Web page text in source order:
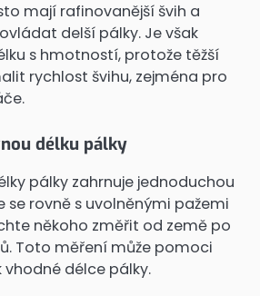
mají rafinovanější švih a
delší pálky. Je však
s hmotností, protože těžší
rychlost švihu, zejména pro
délku pálky
pálky zahrnuje jednoduchou
se rovně s uvolněnými pažemi
někoho změřit od země po
Toto měření může pomoci
délce pálky.